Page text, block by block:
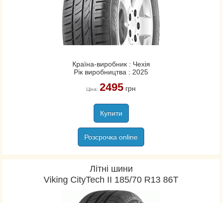
Країна-виробник : Чехія
Рік виробництва : 2025
Ціна: 2495грн
Купити
Розсрочка online
Літні шини
Viking CityTech II 185/70 R13 86T